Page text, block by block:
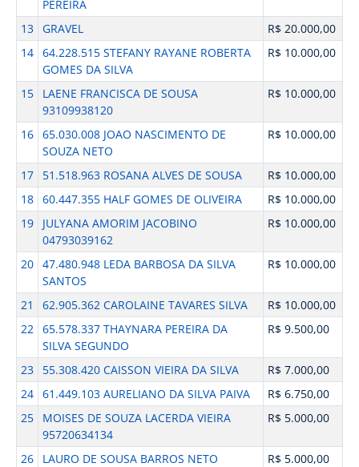
PEREIRA
13 GRAVEL
R$ 20.000,00
14 64.228.515 STEFANY RAYANE ROBERTA
GOMES DA SILVA
R$ 10.000,00
15
LAENE FRANCISCA DE SOUSA
93109938120
R$ 10.000,00
16 65.030.008 JOAO NASCIMENTO DE
SOUZA NETO
R$ 10.000,00
17 51.518.963 ROSANA ALVES DE SOUSA
R$ 10.000,00
18 60.447.355 HALF GOMES DE OLIVEIRA
R$ 10.000,00
19
JULYANA AMORIM JACOBINO
04793039162
R$ 10.000,00
20 47.480.948 LEDA BARBOSA DA SILVA
SANTOS
R$ 10.000,00
21 62.905.362 CAROLAINE TAVARES SILVA
R$ 10.000,00
22 65.578.337 THAYNARA PEREIRA DA
SILVA SEGUNDO
R$ 9.500,00
23 55.308.420 CAISSON VIEIRA DA SILVA
R$ 7.000,00
24 61.449.103 AURELIANO DA SILVA PAIVA
R$ 6.750,00
25
MOISES DE SOUZA LACERDA VIEIRA
95720634134
R$ 5.000,00
26
LAURO DE SOUSA BARROS NETO
R$ 5.000,00